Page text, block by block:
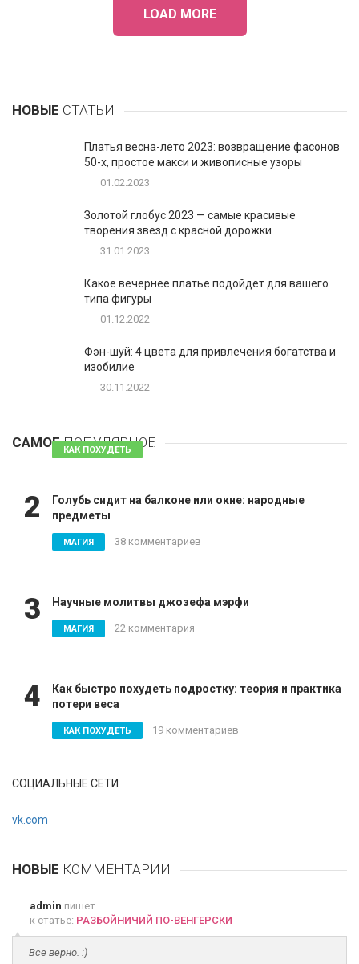
LOAD MORE
НОВЫЕ СТАТЬИ
Платья весна-лето 2023: возвращение фасонов
50-х, простое макси и живописные узоры
01.02.2023
Золотой глобус 2023 — самые красивые
творения звезд с красной дорожки
31.01.2023
Какое вечернее платье подойдет для вашего
типа фигуры
01.12.2022
Фэн-шуй: 4 цвета для привлечения богатства и
изобилие
30.11.2022
САМОЕПОПУЛЯРНОЕ
КАК ПОХУДЕТЬ 81 комментарий
2
Голубь сидит на балконе или окне: народные
предметы
МАГИЯ 38 комментариев
3 Научные молитвы джозефа мэрфи
МАГИЯ 22 комментария
4
Как быстро похудеть подростку: теория и практика
потери веса
КАК ПОХУДЕТЬ 19 комментариев
СОЦИАЛЬНЫЕ СЕТИ
vk.com
НОВЫЕ КОММЕНТАРИИ
admin пишет
к статье: РАЗБОЙНИЧИЙ ПО-ВЕНГЕРСКИ
Все верно. :)